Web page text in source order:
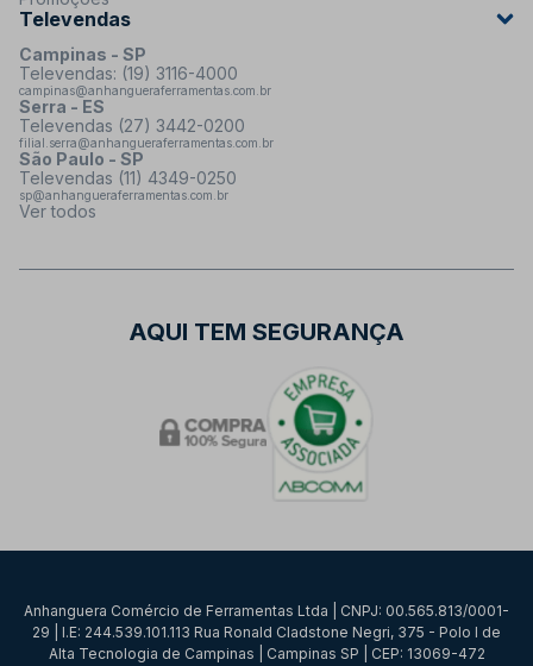
Televendas
Campinas - SP
Televendas: (19) 3116-4000
campinas@anhangueraferramentas.com.br
Serra - ES
Televendas (27) 3442-0200
filial.serra@anhangueraferramentas.com.br
São Paulo - SP
Televendas (11) 4349-0250
sp@anhangueraferramentas.com.br
Ver todos
AQUI TEM SEGURANÇA
Anhanguera Comércio de Ferramentas Ltda | CNPJ: 00.565.813/0001-
29 | I.E: 244.539.101.113 Rua Ronald Cladstone Negri, 375 - Polo I de
Alta Tecnologia de Campinas | Campinas SP | CEP: 13069-472